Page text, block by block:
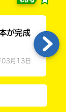
が完成
月13日